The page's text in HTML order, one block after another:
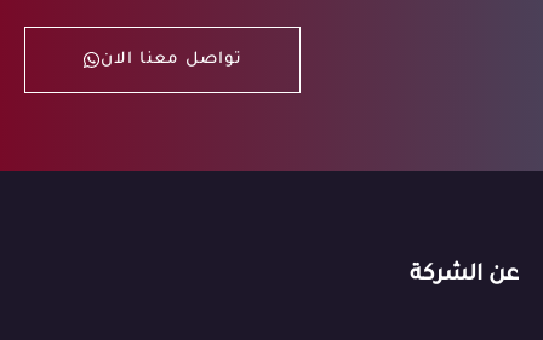
تواصل معنا الان
عن الشركة